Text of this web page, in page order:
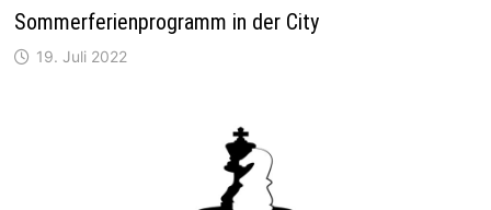
Sommerferienprogramm in der City
19. Juli 2022